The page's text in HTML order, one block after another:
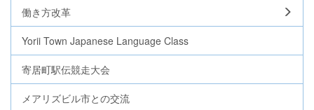
働き方改革
Yorii Town Japanese Language Class
寄居町駅伝競走大会
メアリズビル市との交流